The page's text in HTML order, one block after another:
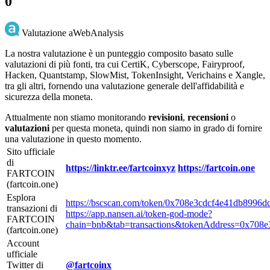
Valutazione aWebAnalysis
La nostra valutazione è un punteggio composito basato sulle
valutazioni di più fonti, tra cui CertiK, Cyberscope, Fairyproof,
Hacken, Quantstamp, SlowMist, TokenInsight, Verichains e Xangle,
tra gli altri, fornendo una valutazione generale dell'affidabilità e
sicurezza della moneta.
Attualmente non stiamo monitorando revisioni, recensioni o
valutazioni per questa moneta, quindi non siamo in grado di fornire
una valutazione in questo momento.
Sito ufficiale
di
FARTCOIN
(fartcoin.one)
https://linktr.ee/fartcoinxyz https://fartcoin.one
Esplora
transazioni di
FARTCOIN
(fartcoin.one)
https://bscscan.com/token/
https://app.nansen.ai/token-god-mode?
Account
ufficiale
Twitter di
@fartcoinx